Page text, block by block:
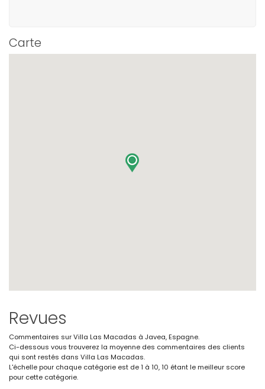
Carte
Revues
Commentaires sur Villa Las Macadas à Javea, Espagne.
Ci-dessous vous trouverez la moyenne des commentaires des clients
qui sont restés dans Villa Las Macadas.
L'échelle pour chaque catégorie est de 1 à 10, 10 étant le meilleur score
pour cette catégorie.